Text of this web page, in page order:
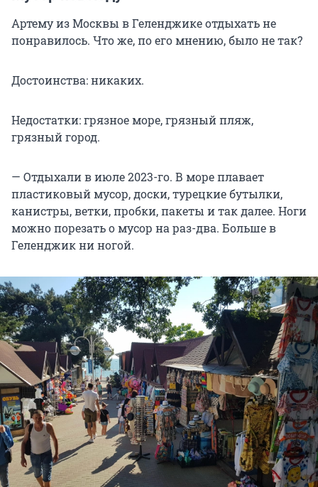
Артему из Москвы в Геленджике отдыхать не
понравилось. Что же, по его мнению, было не так?
Достоинства: никаких.
Недостатки: грязное море, грязный пляж,
грязный город.
— Отдыхали в июле 2023-го. В море плавает
пластиковый мусор, доски, турецкие бутылки,
канистры, ветки, пробки, пакеты и так далее. Ноги
можно порезать о мусор на раз-два. Больше в
Геленджик ни ногой.